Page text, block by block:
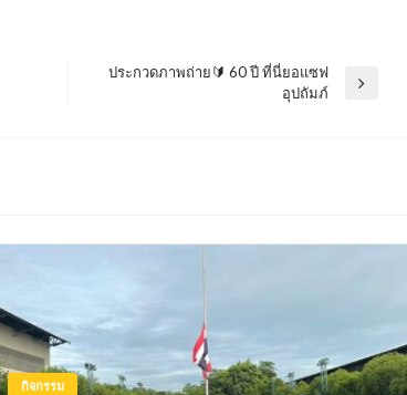
ประกวดภาพถ่าย🔰 60 ปี ที่นี่ยอแซฟ
อุปถัมภ์
กิจกรรม